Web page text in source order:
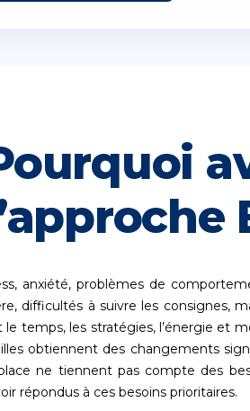
anxiété, problèmes de
difficultés à suivre les consignes,
le temps, les stratégies, l’énergie et
obtiennent des changements
ne tiennent pas compte des
répondus à ces besoins prioritaires.